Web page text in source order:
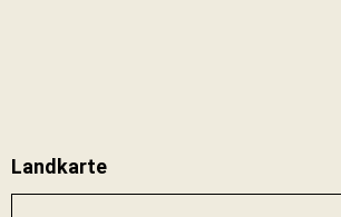
Landkarte